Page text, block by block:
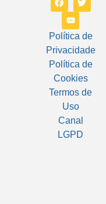
Política de
Privacidade
Política de
Cookies
Termos de
Uso
Canal
LGPD